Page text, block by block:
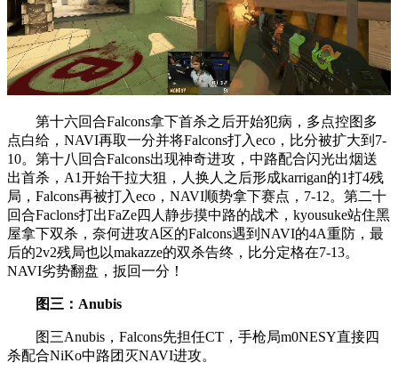
第十六回合Falcons拿下首杀之后开始犯病，多点控图多
点白给，NAVI再取一分并将Falcons打入eco，比分被扩大到7-
10。第十八回合Falcons出现神奇进攻，中路配合闪光出烟送
出首杀，A1开始干拉大狙，人换人之后形成karrigan的1打4残
局，Falcons再被打入eco，NAVI顺势拿下赛点，7-12。第二十
回合Faclons打出FaZe四人静步摸中路的战术，kyousuke站住黑
屋拿下双杀，奈何进攻A区的Falcons遇到NAVI的4A重防，最
后的2v2残局也以makazze的双杀告终，比分定格在7-13。
NAVI劣势翻盘，扳回一分！
图三：Anubis
图三Anubis，Falcons先担任CT，手枪局m0NESY直接四
杀配合NiKo中路团灭NAVI进攻。